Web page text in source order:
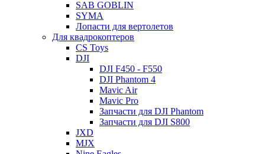
SAB GOBLIN
SYMA
Лопасти для вертолетов
Для квадрокоптеров
CS Toys
DJI
DJI F450 - F550
DJI Phantom 4
Mavic Air
Mavic Pro
Запчасти для DJI Phantom
Запчасти для DJI S800
JXD
MJX